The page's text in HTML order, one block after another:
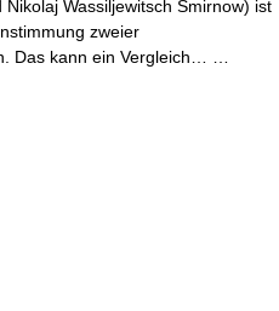
Wassiljewitsch Smirnow) ist
zweier
Das kann ein Vergleich… …